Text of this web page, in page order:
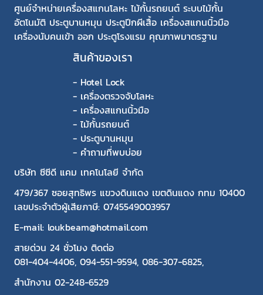
ศูนย์จำหน่ายเครื่องสแกนโลหะ ไม้กั้นรถยนต์ ระบบไม้กั้น
อัตโนมัติ ประตูบานหมุน ประตูปีกผีเสื้อ เครื่องสแกนนิ้วมือ
เครื่องนับคนเข้า ออก ประตูโรงแรม คุณภาพมาตรฐาน
สินค้าของเรา
- Hotel Lock
- เครื่องตรวจจับโลหะ
- เครื่องสแกนนิ้วมือ
- ไม้กั้นรถยนต์
- ประตูบานหมุน
- คำถามที่พบบ่อย
บริษัท ซีซีดี แคม เทคโนโลยี จำกัด
479/367 ซอยสุทธิพร แขวงดินแดง เขตดินแดง กทม 10400
เลขประจำตัวผู้เสียภาษี: 0745549003957
E-mail: loukbeam@hotmail.com
สายด่วน 24 ชั่วโมง ติดต่อ
081-404-4406, 094-551-9594, 086-307-6825,
สำนักงาน 02-248-6529